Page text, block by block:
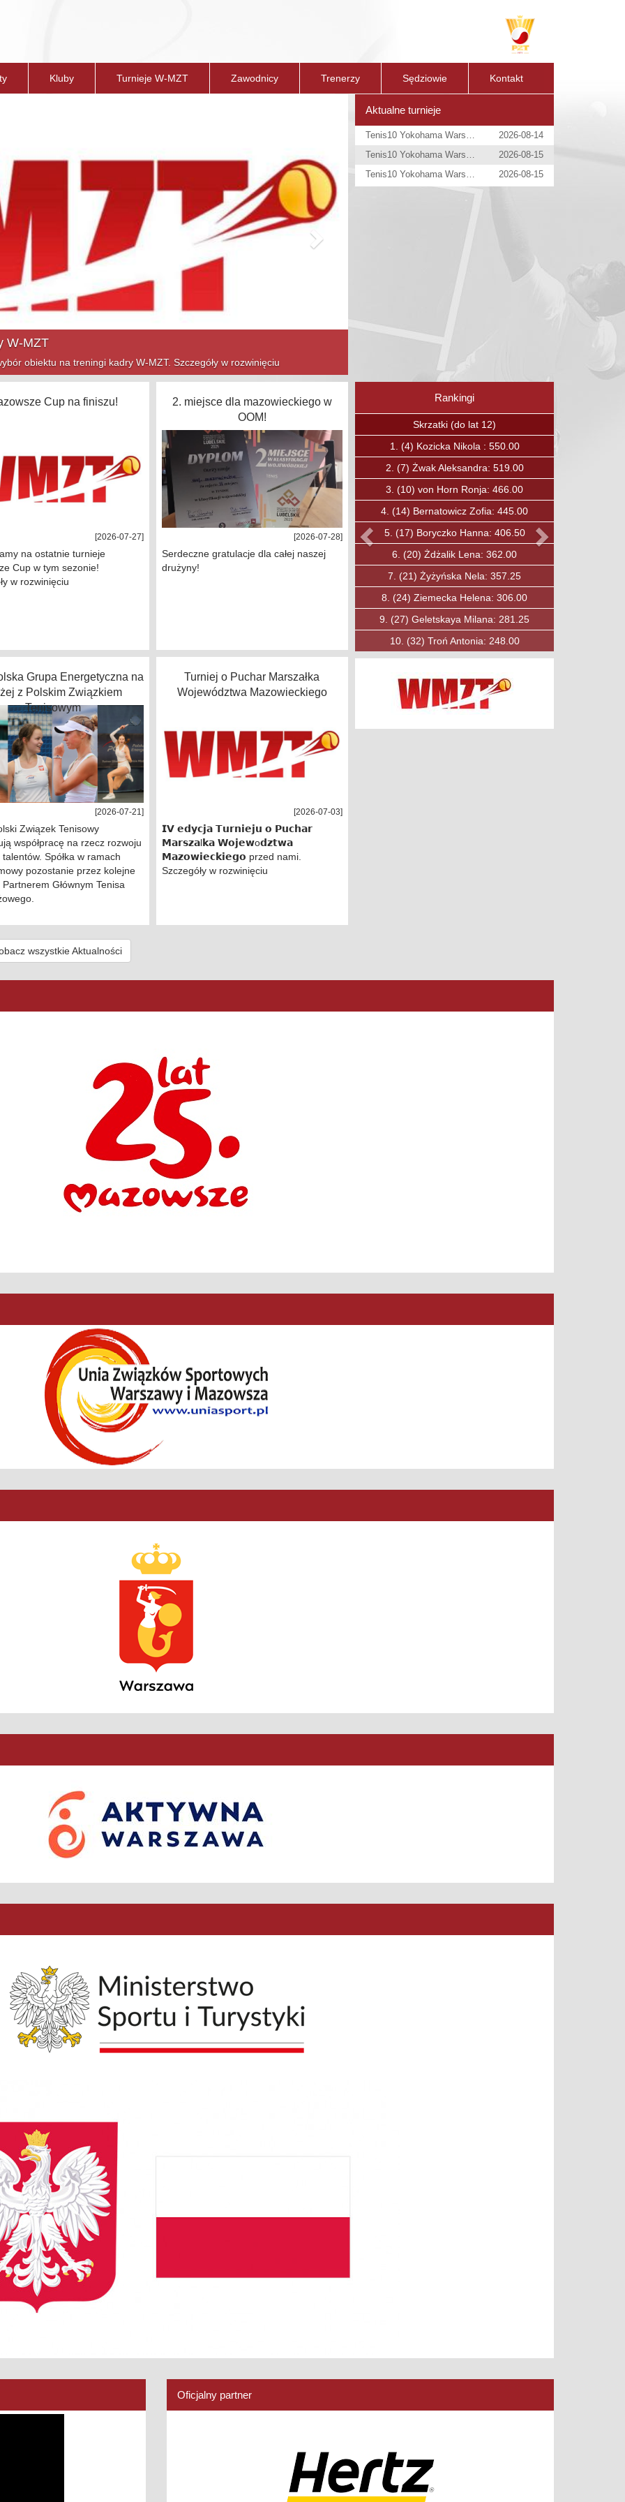
Kluby Turnieje W-MZT Zawodnicy Trenerzy Sędziowie Kontakt
sezonie! Szczegóły w rozwinięciu
Aktualne turnieje
Tenis10 Yokohama Warsaw Open
2026-08-14
Tenis10 Yokohama Warsaw Open
2026-08-15
Tenis10 Yokohama Warsaw Open
2026-08-15
Cup na finiszu!
[2026-07-27]
na ostatnie turnieje
Cup w tym sezonie!
w rozwinięciu
2. miejsce dla mazowieckiego w
OOM!
[2026-07-28]
Serdeczne gratulacje dla całej naszej
drużyny!
Grupa Energetyczna na
z Polskim Związkiem
Tenisowym
[2026-07-21]
Związek Tenisowy
współpracę na rzecz rozwoju
talentów. Spółka w ramach
pozostanie przez kolejne
Głównym Tenisa
Turniej o Puchar Marszałka
Województwa Mazowieckiego
[2026-07-03]
𝗜𝗩 𝗲𝗱𝘆𝗰𝗷𝗮 𝗧𝘂𝗿𝗻𝗶𝗲𝗷𝘂 𝗼 𝗣𝘂𝗰𝗵𝗮𝗿
𝗠𝗮𝗿𝘀𝘇𝗮l𝗸𝗮 𝗪𝗼𝗷𝗲𝘄o𝗱𝘇𝘁𝘄𝗮
𝗠𝗮𝘇𝗼𝘄𝗶𝗲𝗰𝗸𝗶𝗲𝗴𝗼 przed nami.
Szczegóły w rozwinięciu
wszystkie Aktualności
Rankingi
Skrzaty (do lat 12)
1.(15)Boguc Jan: 375.00
2. (23) Kavalchuk Andrei: 336.75
3. (27) Ćwirta Mateusz: 319.00
4.(30)Soska Fryderyk: 303.00
5.(31)Ozkan Baha: 297.00
(33)Lewandowski Maciej: 284.00
7.(40)Jobda Aleksander: 250.00
8.(49)Mysiak Maciej: 210.00
9.(50)Rybicki Konrad: 206.00
10. (53) Księżak Filip: 197.00
Poprzedni
Oficjalny partner